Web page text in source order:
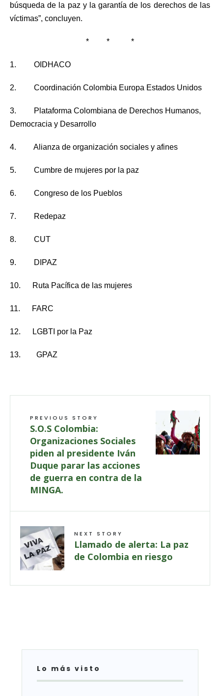
búsqueda de la paz y la garantía de los derechos de las
víctimas”, concluyen.
* * *
1. OIDHACO
2. Coordinación Colombia Europa Estados Unidos
3. Plataforma Colombiana de Derechos Humanos,
Democracia y Desarrollo
4. Alianza de organización sociales y afines
5. Cumbre de mujeres por la paz
6. Congreso de los Pueblos
7. Redepaz
8. CUT
9. DIPAZ
10. Ruta Pacífica de las mujeres
11. FARC
12. LGBTI por la Paz
13. GPAZ
PREVIOUS STORY
S.O.S Colombia:
Organizaciones Sociales
piden al presidente Iván
Duque parar las acciones
de guerra en contra de la
MINGA.
NEXT STORY
Llamado de alerta: La paz
de Colombia en riesgo
Lo más visto